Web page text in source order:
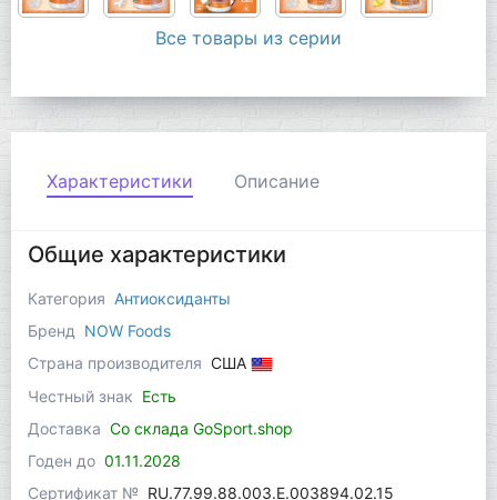
Все товары из серии
Характеристики Описание
Общие характеристики
Категория Антиоксиданты
Бренд
NOW Foods
Страна производителя США
Честный знак Есть
Доставка Со склада GoSport.shop
Годен до 01.11.2028
Сертификат № RU.77.99.88.003.Е.003894.02.15